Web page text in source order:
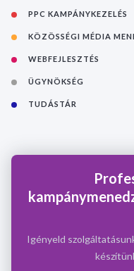
PPC KAMPÁNYKEZELÉS
KÖZÖSSÉGI MÉDIA
WEBFEJLESZTÉS
ÜGYNÖKSÉG
TUDÁSTÁR
Igényeld